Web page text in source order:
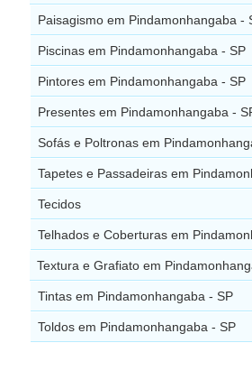
Paisagismo em Pindamonhangaba -
Piscinas em Pindamonhangaba - SP
Pintores em Pindamonhangaba - SP
Presentes em Pindamonhangaba -
Sofás e Poltronas em
Tapetes e Passadeiras em
Tecidos
Telhados e Coberturas em
Textura e Grafiato em
Tintas em Pindamonhangaba - SP
Toldos em Pindamonhangaba - SP